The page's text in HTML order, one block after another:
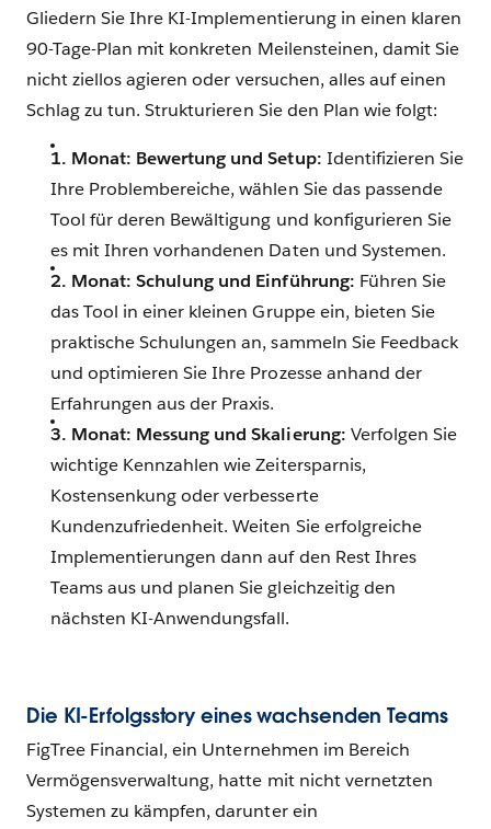
Gliedern Sie Ihre KI-Implementierung in einen klaren
90-Tage-Plan mit konkreten Meilensteinen, damit Sie
nicht ziellos agieren oder versuchen, alles auf einen
Schlag zu tun. Strukturieren Sie den Plan wie folgt:
1. Monat: Bewertung und Setup: Identifizieren Sie
Ihre Problembereiche, wählen Sie das passende
Tool für deren Bewältigung und konfigurieren Sie
es mit Ihren vorhandenen Daten und Systemen.
2. Monat: Schulung und Einführung: Führen Sie
das Tool in einer kleinen Gruppe ein, bieten Sie
praktische Schulungen an, sammeln Sie Feedback
und optimieren Sie Ihre Prozesse anhand der
Erfahrungen aus der Praxis.
3. Monat: Messung und Skalierung: Verfolgen Sie
wichtige Kennzahlen wie Zeitersparnis,
Kostensenkung oder verbesserte
Kundenzufriedenheit. Weiten Sie erfolgreiche
Implementierungen dann auf den Rest Ihres
Teams aus und planen Sie gleichzeitig den
nächsten KI-Anwendungsfall.
Die KI-Erfolgsstory eines wachsenden Teams
FigTree Financial, ein Unternehmen im Bereich
Vermögensverwaltung, hatte mit nicht vernetzten
Systemen zu kämpfen, darunter ein